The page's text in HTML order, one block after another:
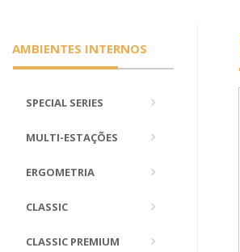
AMBIENTES INTERNOS
SPECIAL SERIES
MULTI-ESTAÇÕES
ERGOMETRIA
CLASSIC
CLASSIC PREMIUM